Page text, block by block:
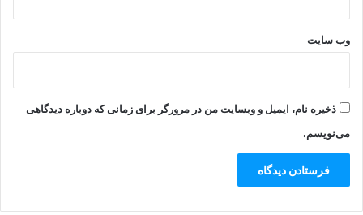
وب‌ سایت
ذخیره نام، ایمیل و وبسایت من در مرورگر برای زمانی که دوباره دیدگاهی
می‌نویسم.